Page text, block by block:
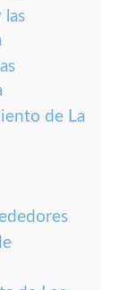
las
de La